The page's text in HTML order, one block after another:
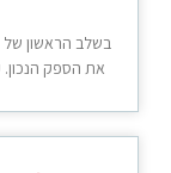
בשלב הראשון של
את הספק הנכון.